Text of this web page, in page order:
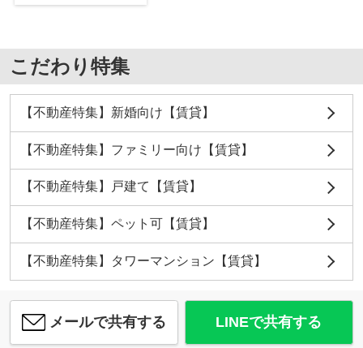
こだわり特集
【不動産特集】新婚向け【賃貸】
【不動産特集】ファミリー向け【賃貸】
【不動産特集】戸建て【賃貸】
【不動産特集】ペット可【賃貸】
【不動産特集】タワーマンション【賃貸】
メールで共有する LINEで共有する